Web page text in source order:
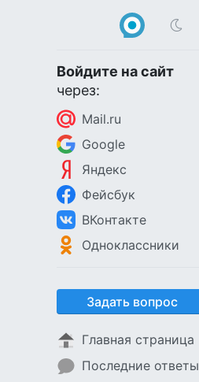
Войдите на сайт
через:
Mail.ru
Google
Яндекс
Фейсбук
ВКонтакте
Одноклассники
Задать вопрос
Главная страница
Последние ответы